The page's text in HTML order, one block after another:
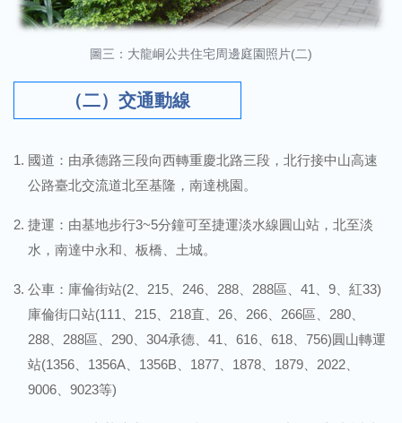
圖三：大龍峒公共住宅周邊庭園照片(二)
（二）交通動線
國道：由承德路三段向西轉重慶北路三段，北行接中山高速
公路臺北交流道北至基隆，南達桃園。
捷運：由基地步行3~5分鐘可至捷運淡水線圓山站，北至淡
水，南達中永和、板橋、土城。
公車：庫倫街站(2、215、246、288、288區、41、9、紅33)
庫倫街口站(111、215、218直、26、266、266區、280、
288、288區、290、304承德、41、616、618、756)圓山轉運
站(1356、1356A、1356B、1877、1878、1879、2022、
9006、9023等)